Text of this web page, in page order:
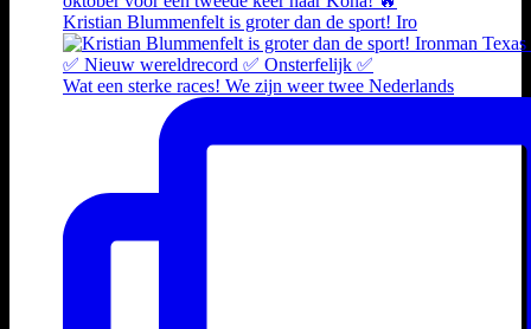
Kristian Blummenfelt is groter dan de sport! Iro
Wat een sterke races! We zijn weer twee Nederlands